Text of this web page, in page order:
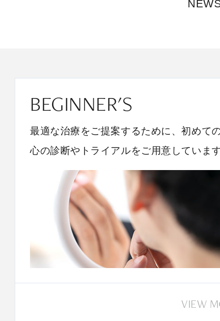
BEGINNER'S
最適な治療をご提案するために、初めて
心の診断やトライアルをご用意していま
VIEW